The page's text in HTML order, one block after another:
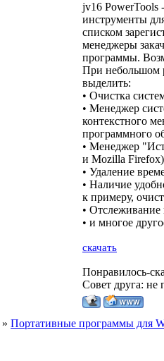
jv16 PowerTools
инструменты
списком
менеджеры
программы.
При небольшом
выделить:
• Очистка
• Менеджер
контекстного
программного
• Менеджер
и Mozilla
• Удаление
• Наличие
к примеру,
• Отслеживание
• и многое
скачать
Понравилось-
Совет друга:
» Портативные программы для